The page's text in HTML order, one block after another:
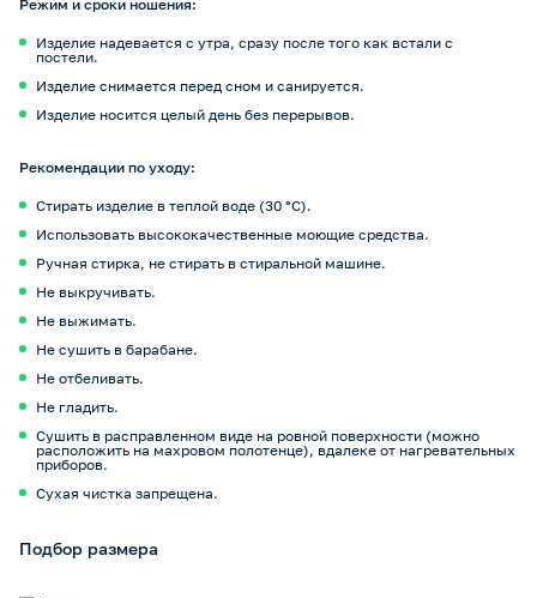
Режим и сроки ношения:
Изделие надевается с утра, сразу после того как встали с
постели.
Изделие снимается перед сном и санируется.
Изделие носится целый день без перерывов.
Рекомендации по уходу:
Стирать изделие в теплой воде (30 °С).
Использовать высококачественные моющие средства.
Ручная стирка, не стирать в стиральной машине.
Не выкручивать.
Не выжимать.
Не сушить в барабане.
Не отбеливать.
Не гладить.
Сушить в расправленном виде на ровной поверхности (можно
расположить на махровом полотенце), вдалеке от нагревательных
приборов.
Сухая чистка запрещена.
Подбор размера